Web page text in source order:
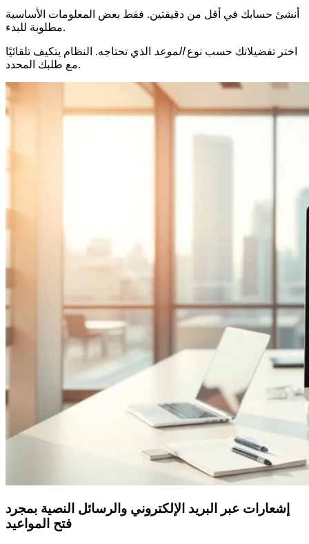
أنشئ حسابك في أقل من دقيقتين. فقط بعض المعلومات الأساسية
مطلوبة للبدء.
اختر تفضيلاتك حسب نوعالموعد الذي تحتاجه. النظام يتكيف تلقائيًا
مع طلبك المحدد.
إشعارات عبر البريد الإلكتروني والرسائل النصية بمجرد
فتح المواعيد